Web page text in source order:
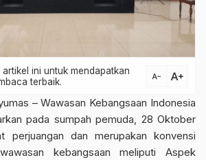
ini untuk mendapatkan
terbaik.
text_decrease text_increase
– Wawasan Kebangsaan Indonesia
pada sumpah pemuda, 28 Oktober
perjuangan dan merupakan konvensi
kebangsaan meliputi Aspek